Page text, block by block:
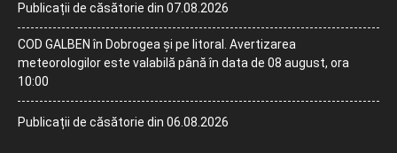
Publicații de căsătorie din 07.08.2026
COD GALBEN în Dobrogea și pe litoral. Avertizarea
meteorologilor este valabilă până în data de 08 august, ora
10:00
Publicații de căsătorie din 06.08.2026